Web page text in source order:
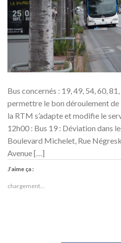
Bus concernés : 19, 49, 54, 60,
permettre le bon déroulement de
la RTM s’adapte et modifie le
12h00 : Bus 19 : Déviation dans
Boulevard Michelet, Rue
Avenue […]
J’aime ça :
chargement…